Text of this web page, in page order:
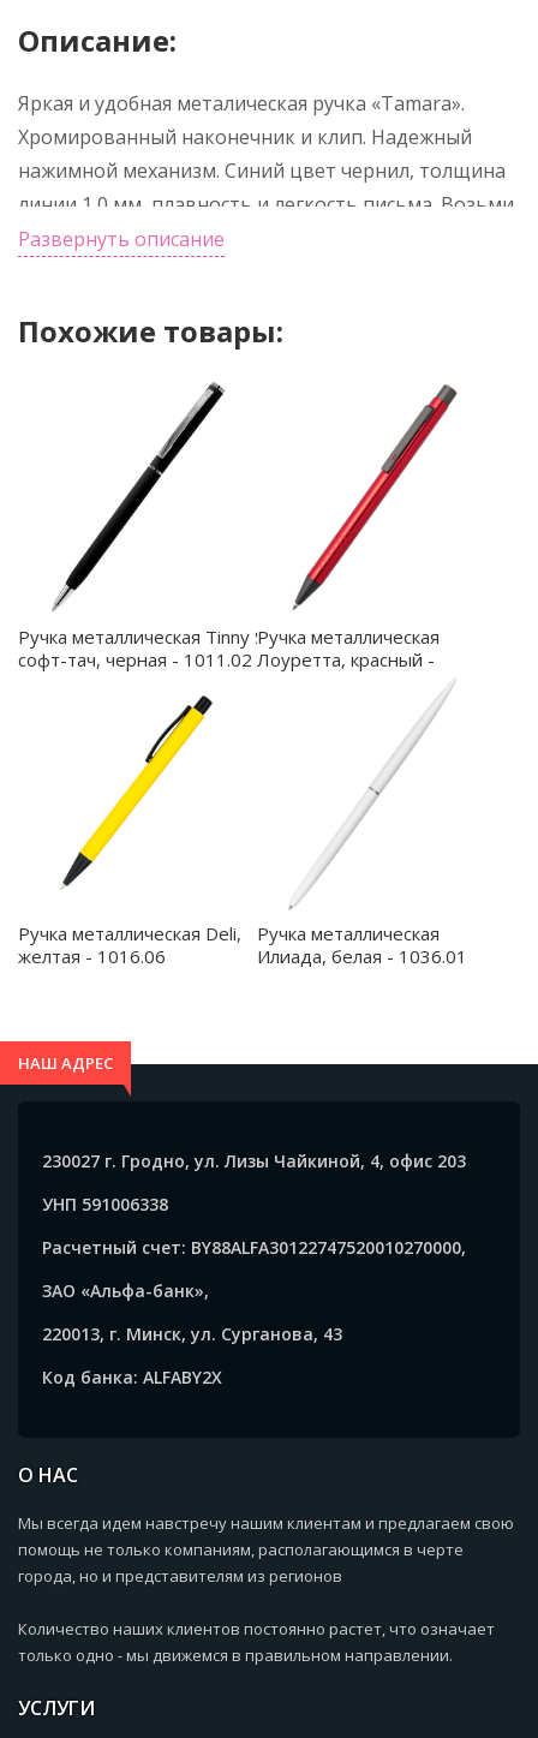
Описание:
Яркая и удобная металическая ручка «Tamara».
Хромированный наконечник и клип. Надежный
нажимной механизм. Синий цвет чернил, толщина
линии 1,0 мм, плавность и легкость письма. Возьми
Тамару себе в пару!
Развернуть описание
Похожие товары:
Ручка металлическая Tinny Soft
софт-тач, черная - 1011.02
Ручка металлическая
Лоуретта, красный -
Ручка металлическая Deli,
желтая - 1016.06
Ручка металлическая
Илиада, белая - 1036.01
НАШ АДРЕС
230027 г. Гродно, ул. Лизы Чайкиной, 4, офис 203
УНП 591006338
Расчетный счет: BY88ALFA30122747520010270000,
ЗАО «Альфа-банк»,
220013, г. Минск, ул. Сурганова, 43
Код банка: ALFABY2X
О НАС
Мы всегда идем навстречу нашим клиентам и предлагаем свою
помощь не только компаниям, располагающимся в черте
города, но и представителям из регионов
Количество наших клиентов постоянно растет, что означает
только одно - мы движемся в правильном направлении.
УСЛУГИ